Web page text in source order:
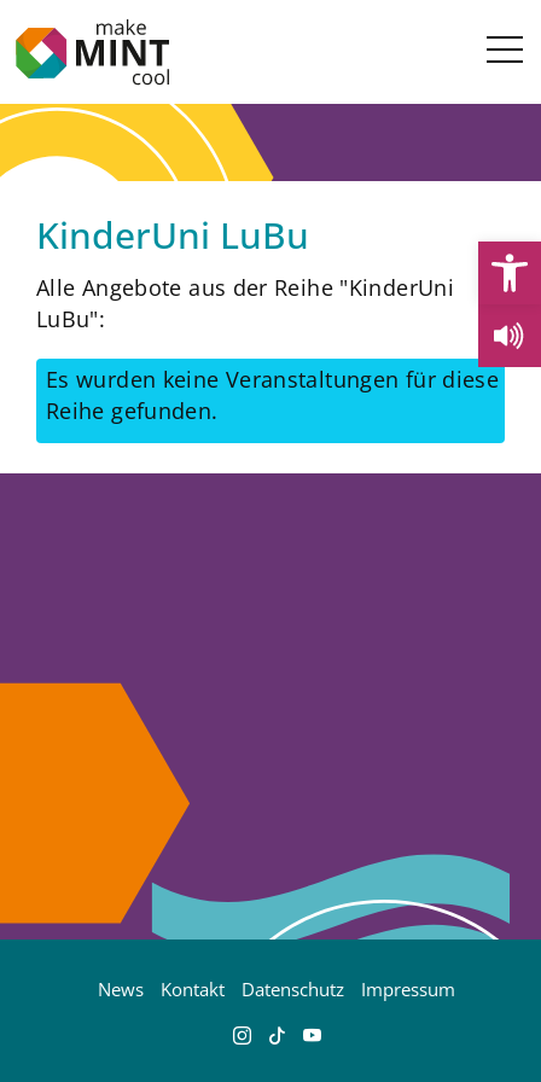
KinderUni LuBu
Alle Angebote aus der Reihe "KinderUni
LuBu":
Es wurden keine Veranstaltungen für diese
Reihe gefunden.
News Kontakt Datenschutz Impressum